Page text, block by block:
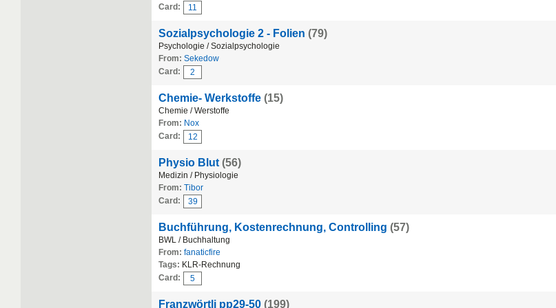
Card:
11
Sozialpsychologie 2 - Folien (79)
Psychologie / Sozialpsychologie
From: Sekedow
Card:
2
Chemie- Werkstoffe (15)
Chemie / Werstoffe
From: Nox
Card:
12
Physio Blut (56)
Medizin / Physiologie
From: Tibor
Card:
39
Buchführung, Kostenrechnung, Controlling (57)
BWL / Buchhaltung
From: fanaticfire
Tags: KLR-Rechnung
Card:
5
Franzwörtli pp29-50 (199)